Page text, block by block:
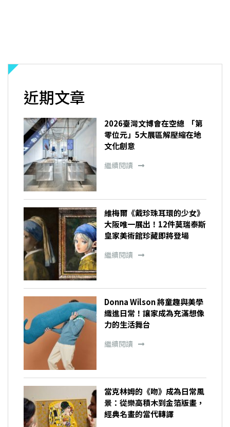
近期文章
2026臺灣文博會在空總 「第
零位元」5大展區解壓縮在地
文化創意
繼續閱讀
維梅爾《戴珍珠耳環的少女》
大阪唯一展出！12件莫瑞泰斯
皇家美術館珍藏即將登場
繼續閱讀
Donna Wilson 將童趣與美學
織進日常！讓家成為充滿想像
力的生活舞台
繼續閱讀
當克林姆的《吻》成為日常風
景：從樂高積木到金箔版畫，
經典名畫的當代轉譯